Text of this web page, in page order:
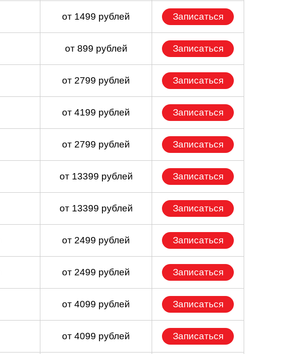
от 1499 рублей Записаться
от 899 рублей Записаться
от 2799 рублей Записаться
от 4199 рублей Записаться
от 2799 рублей Записаться
от 13399 рублей Записаться
от 13399 рублей Записаться
от 2499 рублей Записаться
от 2499 рублей Записаться
от 4099 рублей Записаться
от 4099 рублей Записаться